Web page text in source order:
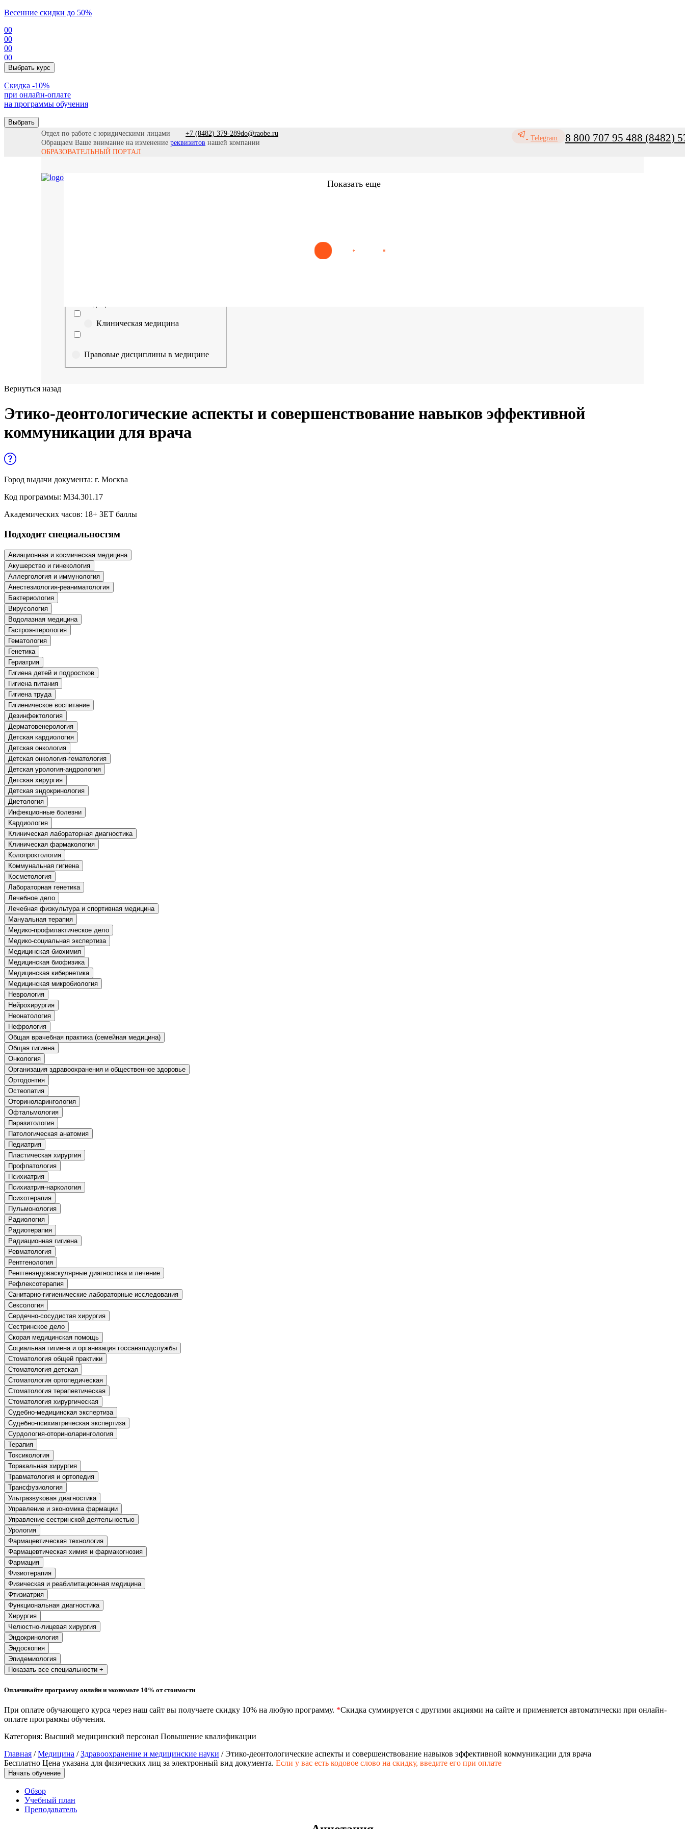
Весенние скидки до 50%
00
00
00
00
Выбрать курс
Cкидка -10%
при онлайн-оплате
на программы обучения
Выбрать
Отдел по работе с юридическими лицами
+7 (8482) 379-289do@raobe.ru
Обращаем Ваше внимание на изменениереквизитов нашей компании
ОБРАЗОВАТЕЛЬНЫЙ ПОРТАЛ
Telegram 8 800 707 95 488 (8482)
Показать еще
Эпидемиология
Клиническая медицина
Правовые дисциплины в медицине
медицине
Образование и педагогические науки
Социология и социальная работа
и служащих
История и археология
Психологические науки
промышленности
Управление охраной труда.
Техносферная безопасность
Безопасность труда
Экономика и управление
Управление административно-
Прикладная геология, горное дело,
Техника и технологии наземного
транспорта
Техника и технологии строительства
Культура и спорт
Сервис и туризм
информативно-библиотечное дело
Ветеринария и зоотехника
Вернуться назад
Этико-деонтологические аспекты и совершенствование навыков эффективной
коммуникации для врача
Город выдачи документа: г. Москва
Код программы: М34.301.17
Академических часов: 18+ ЗЕТ баллы
Подходит специальностям
Авиационная и космическая медицина
Акушерство и гинекология
Аллергология и иммунология
Анестезиология-реаниматология
Бактериология
Вирусология
Водолазная медицина
Гастроэнтерология
Гематология
Генетика
Гериатрия
Гигиена детей и подростков
Гигиена питания
Гигиена труда
Гигиеническое воспитание
Дезинфектология
Дерматовенерология
Детская кардиология
Детская онкология
Детская онкология-гематология
Детская урология-андрология
Детская хирургия
Детская эндокринология
Диетология
Инфекционные болезни
Кардиология
Клиническая лабораторная диагностика
Клиническая фармакология
Колопроктология
Коммунальная гигиена
Косметология
Лабораторная генетика
Лечебное дело
Лечебная физкультура и спортивная медицина
Мануальная терапия
Медико-профилактическое дело
Медико-социальная экспертиза
Медицинская биохимия
Медицинская биофизика
Медицинская кибернетика
Медицинская микробиология
Неврология
Нейрохирургия
Неонатология
Нефрология
Общая врачебная практика (семейная медицина)
Общая гигиена
Онкология
Организация здравоохранения и общественное здоровье
Ортодонтия
Остеопатия
Оториноларингология
Офтальмология
Паразитология
Патологическая анатомия
Педиатрия
Пластическая хирургия
Профпатология
Психиатрия
Психиатрия-наркология
Психотерапия
Пульмонология
Радиология
Радиотерапия
Радиационная гигиена
Ревматология
Рентгенология
Рентгенэндоваскулярные диагностика и лечение
Рефлексотерапия
Санитарно-гигиенические лабораторные исследования
Сексология
Сердечно-сосудистая хирургия
Сестринское дело
Скорая медицинская помощь
Социальная гигиена и организация госсанэпидслужбы
Стоматология общей практики
Стоматология детская
Стоматология ортопедическая
Стоматология терапевтическая
Стоматология хирургическая
Судебно-медицинская экспертиза
Судебно-психиатрическая экспертиза
Сурдология-оториноларингология
Терапия
Токсикология
Торакальная хирургия
Травматология и ортопедия
Трансфузиология
Ультразвуковая диагностика
Управление и экономика фармации
Управление сестринской деятельностью
Урология
Фармацевтическая технология
Фармацевтическая химия и фармакогнозия
Фармация
Физиотерапия
Физическая и реабилитационная медицина
Фтизиатрия
Функциональная диагностика
Хирургия
Челюстно-лицевая хирургия
Эндокринология
Эндоскопия
Эпидемиология
Показать все специальности +
Оплачивайте программу онлайн и экономьте 10% от стоимости
При оплате обучающего курса через наш сайт вы получаете скидку 10% на любую программу. *Скидка суммируется с другими акциями на сайте и применяется автоматически при онлайн-
оплате программы обучения.
Категория: Высший медицинский персонал Повышение квалификации
Главная /Медицина /Здравоохранение и медицинские науки / Этико-деонтологические аспекты и совершенствование навыков эффективной коммуникации для врача
Бесплатно Цена указана для физических лиц за электронный вид документа. Если у вас есть кодовое слово на скидку, введите его при оплате
Начать обучение
Обзор
Учебный план
Преподаватель